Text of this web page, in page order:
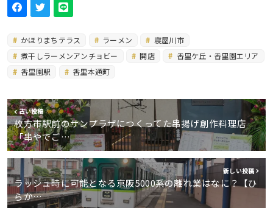
かほりまちテラス ラーメン
寝屋川市
煮干しラーメンアンチョビー
開店
香里ケ丘・香里園エリア
香里園駅
香里本通町
古い投稿
枚方市駅前のサンプラザにつくってた串揚げ創作料理店
「串やでご…
新しい投稿
ラッシュ時に可能となる京阪5000系の離れ業はなに？【ひ
らか…